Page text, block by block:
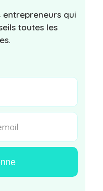
entrepreneurs qui
toutes les